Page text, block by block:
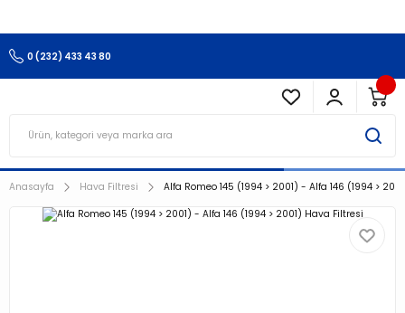
0 (232) 433 43 80
Anasayfa Hava Filtresi Alfa Romeo 145 (1994 > 2001) - Alfa 146 (1994 >